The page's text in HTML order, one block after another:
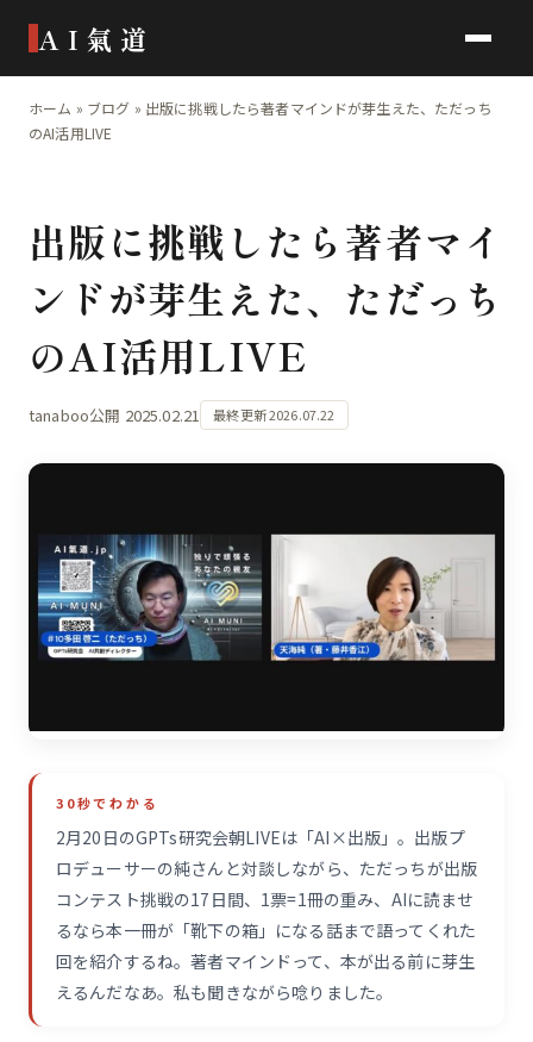
AI氣道
ホーム » ブログ » 出版に挑戦したら著者マインドが芽生えた、ただっち
のAI活用LIVE
出版に挑戦したら著者マイ
ンドが芽生えた、ただっち
のAI活用LIVE
tanaboo公開 2025.02.21 最終更新 2026.07.22
30秒でわかる
2月20日のGPTs研究会朝LIVEは「AI×出版」。出版プ
ロデューサーの純さんと対談しながら、ただっちが出版
コンテスト挑戦の17日間、1票=1冊の重み、AIに読ませ
るなら本一冊が「靴下の箱」になる話まで語ってくれた
回を紹介するね。著者マインドって、本が出る前に芽生
えるんだなあ。私も聞きながら唸りました。